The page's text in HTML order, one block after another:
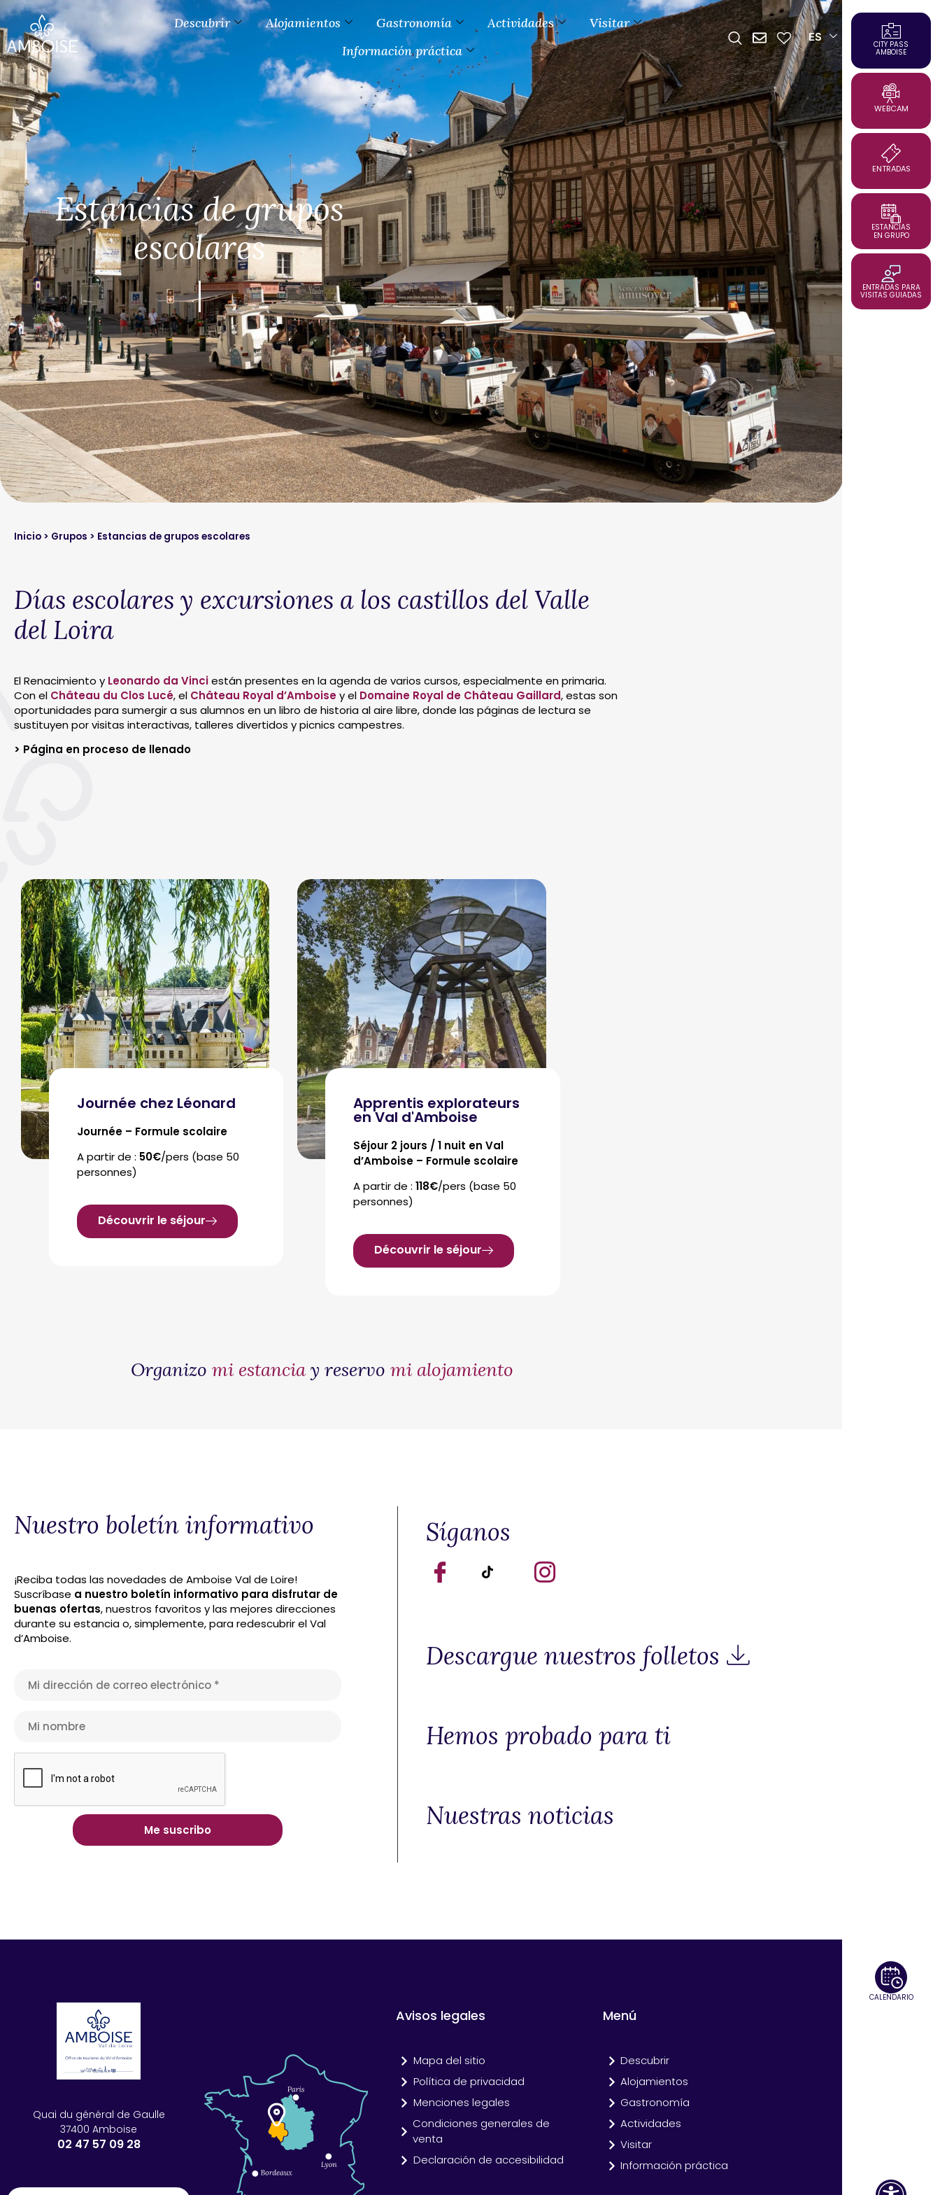
Descubrir Alojamientos Gastronomía Actividades
Visitar
Información práctica
ES
CITY PASS
AMBOISE
WEBCAM
ENTRADAS
ESTANCIAS
EN GRUPO
ENTRADAS PARA
VISITAS GUIADAS
CALENDARIO
Estancias de grupos
escolares
Inicio > Grupos > Estancias de grupos escolares
Días escolares y excursiones a los castillos del Valle
del Loira
El Renacimiento y Leonardo da Vinciestán presentes en la agenda de varios cursos, especialmente en primaria.
Con el Château du Clos Lucé, el Château Royal d’Amboisey el Domaine Royal de Château Gaillard, estas son
oportunidades para sumergir a sus alumnos en un libro de historia al aire libre, donde las páginas de lectura se
sustituyen por visitas interactivas, talleres divertidos y picnics campestres.
> Página en proceso de llenado
Journée chez Léonard
Journée – Formule scolaire
A partir de : 50€/pers (base 50
personnes)
Découvrir le séjour
Apprentis explorateurs
en Val d'Amboise
Séjour 2 jours / 1 nuit en Val
d’Amboise – Formule scolaire
A partir de : 118€/pers (base 50
personnes)
Découvrir le séjour
Organizo mi estancia y reservo mi alojamiento
Nuestro boletín informativo
¡Reciba todas las novedades de Amboise Val de Loire!
Suscríbase a nuestro boletín informativo para disfrutar de
buenas ofertas, nuestros favoritos y las mejores direcciones
durante su estancia o, simplemente, para redescubrir el Val
d’Amboise.
Síganos
Descargue nuestros folletos
Hemos probado para ti
Nuestras noticias
Quai du général de Gaulle
37400 Amboise
02 47 57 09 28
Avisos legales
Mapa del sitio
Política de privacidad
Menciones legales
Condiciones generales de
venta
Declaración de accesibilidad
Menú
Descubrir
Alojamientos
Gastronomía
Actividades
Visitar
Información práctica